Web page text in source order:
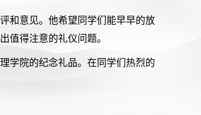
和意见。他希望同学们能早早的放
值得注意的礼仪问题。
学院的纪念礼品。在同学们热烈的